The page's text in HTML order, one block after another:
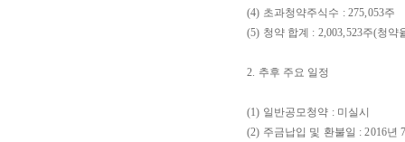
(4) 초과청약주식수 : 275,053주
(5) 청약 합계 : 2,003,523주(청약
2. 추후 주요 일정
(1) 일반공모청약 : 미실시
(2) 주금납입 및 환불일 : 2016년